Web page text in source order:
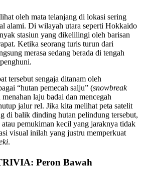
oleh mata telanjang di lokasi sering
alami. Di wilayah utara seperti Hokkaido
stasiun yang dikelilingi oleh barisan
Ketika seorang turis turun dari
merasa sedang berada di tengah
tersebut sengaja ditanam oleh
“hutan pemecah salju” (snowbreak
laju badai dan mencegah
jalur rel. Jika kita melihat peta satelit
di balik dinding hutan pelindung tersebut,
atau pemukiman kecil yang jaraknya tidak
visual inilah yang justru memperkuat
.
Peron Bawah